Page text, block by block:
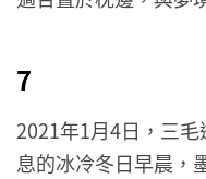
7
2021年1月4日，三
息的冰冷冬日早晨，